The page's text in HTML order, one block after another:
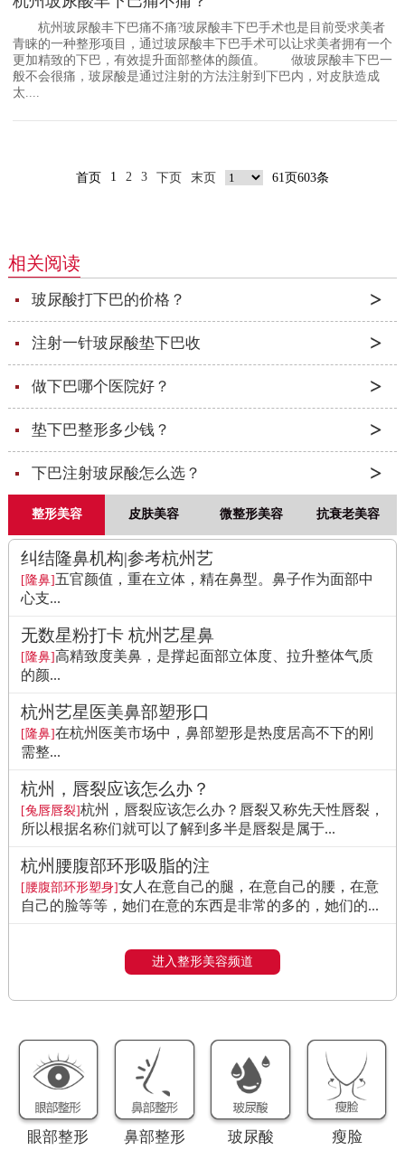
杭州玻尿酸丰下巴痛不痛?玻尿酸丰下巴手术也是目前受求美者
青睐的一种整形项目，通过玻尿酸丰下巴手术可以让求美者拥有一个
更加精致的下巴，有效提升面部整体的颜值。 做玻尿酸丰下巴一
般不会很痛，玻尿酸是通过注射的方法注射到下巴内，对皮肤造成
太....
首页 1 2 3 下页 末页 61页603条
相关阅读
玻尿酸打下巴的价格？
注射一针玻尿酸垫下巴收
做下巴哪个医院好？
垫下巴整形多少钱？
下巴注射玻尿酸怎么选？
整形美容 皮肤美容 微整形美容 抗衰老美容
纠结隆鼻机构|参考杭州艺
[隆鼻]五官颜值，重在立体，精在鼻型。鼻子作为面部中
心支...
无数星粉打卡 杭州艺星鼻
[隆鼻]高精致度美鼻，是撑起面部立体度、拉升整体气质
的颜...
杭州艺星医美鼻部塑形口
[隆鼻]在杭州医美市场中，鼻部塑形是热度居高不下的刚
需整...
杭州，唇裂应该怎么办？
[兔唇唇裂]杭州，唇裂应该怎么办？唇裂又称先天性唇裂，
所以根据名称们就可以了解到多半是唇裂是属于...
杭州腰腹部环形吸脂的注
[腰腹部环形塑身]女人在意自己的腿，在意自己的腰，在意
自己的脸等等，她们在意的东西是非常的多的，她们的...
进入整形美容频道
眼部整形 鼻部整形 玻尿酸 瘦脸